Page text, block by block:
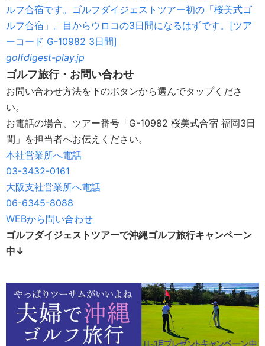
ルフ合宿です。ゴルフダイジェストツアー初の「桜美式ゴ
ルフ合宿」。目からウロコの3日間になるはずです。[ツア
ーコード G-10982 3日間]
golfdigest-play.jp
ゴルフ旅行・お問い合わせ
お問い合わせ方法を下のボタンから選んでタップくださ
い。
お電話の場合、ツアー番号「G-10982 桜美式合宿 福岡3日
間」を担当者へお伝えください。
本社営業所へ電話
03-3432-0161
大阪支社営業所へ電話
06-6345-8088
WEBから問い合わせ
ゴルフダイジェストツアーで沖縄ゴルフ旅行キャンペーン
中↓